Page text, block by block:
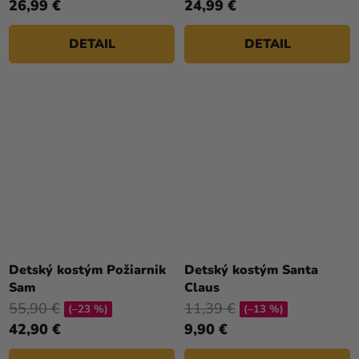
5
hviezdičiek.
26,99 €
DETAIL
24,99 €
DETAIL
Detský kostým Požiarnik
Sam
42,90 €
55,90 € (–23 %)
Detský kostým Santa
Claus
9,90 €
11,39 € (–13 %)